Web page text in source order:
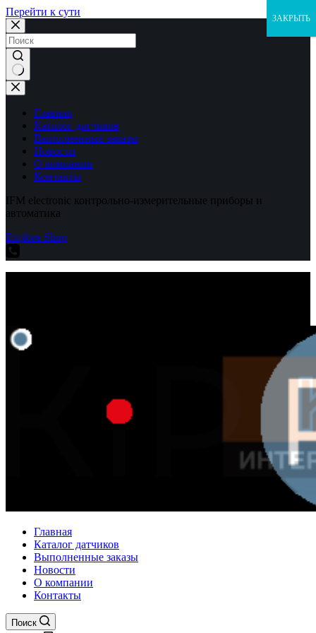
Перейти к сути
Ничего
не
найденоГлавная
Каталог датчиков
Выполненные заказы
Новости
О компании
Контакты
IFM electronic контрольно-измерительные приборы и
автоматика
Explore Shop
Главная
Каталог датчиков
Выполненные заказы
Новости
О компании
Контакты
Поиск
ЗАКРЫТЬ